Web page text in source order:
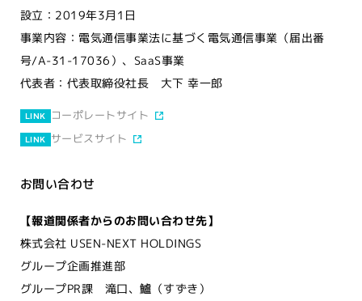
設立：2019年3月1日
事業内容：電気通信事業法に基づく電気通信事業（届出番
号/A-31-17036）、SaaS事業
代表者：代表取締役社長 大下 幸一郎
LINK コーポレートサイト
LINK サービスサイト
お問い合わせ
【報道関係者からのお問い合わせ先】
株式会社 USEN-NEXT HOLDINGS
グループ企画推進部
グループPR課 滝口、鱸（すずき）